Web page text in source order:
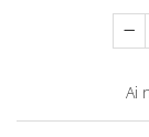
Ai